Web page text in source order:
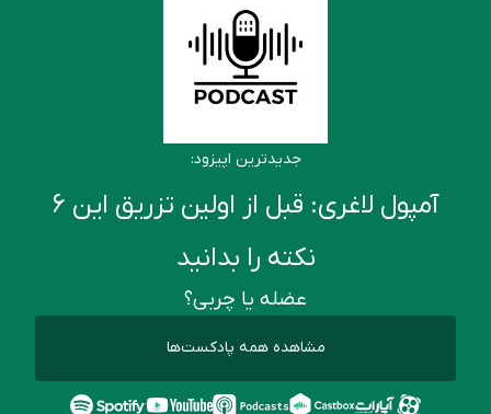
جدیدترین اپیزود:
آمپول لاغری: قبل از اولین تزریق این ۶
نکته را بدانید
عضله یا چربی؟
مشاهده همه پادکست‌ها